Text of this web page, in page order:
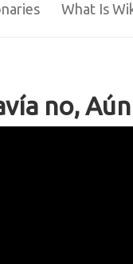
What Is
no,